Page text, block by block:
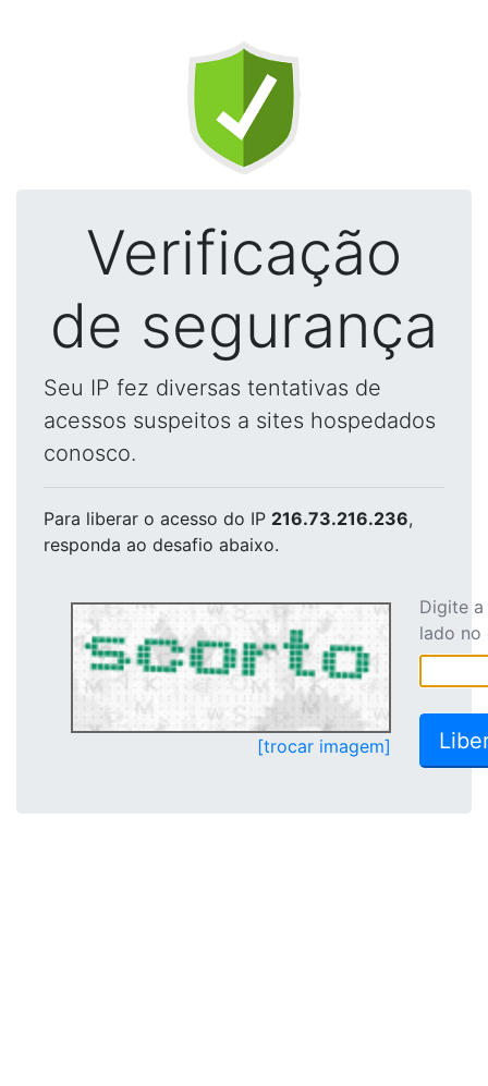
Verificação
de segurança
Seu IP fez diversas tentativas de
acessos suspeitos a sites hospedados
conosco.
Para liberar o acesso do IP 216.73.216.236,
responda ao desafio abaixo.
[trocar imagem]
Digite
lado no